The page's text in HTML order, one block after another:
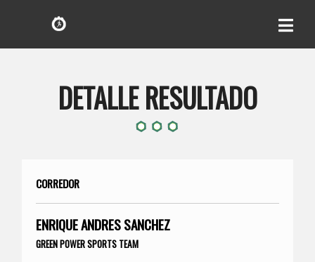
DETALLE RESULTADO
CORREDOR
ENRIQUE ANDRES SANCHEZ
GREEN POWER SPORTS TEAM